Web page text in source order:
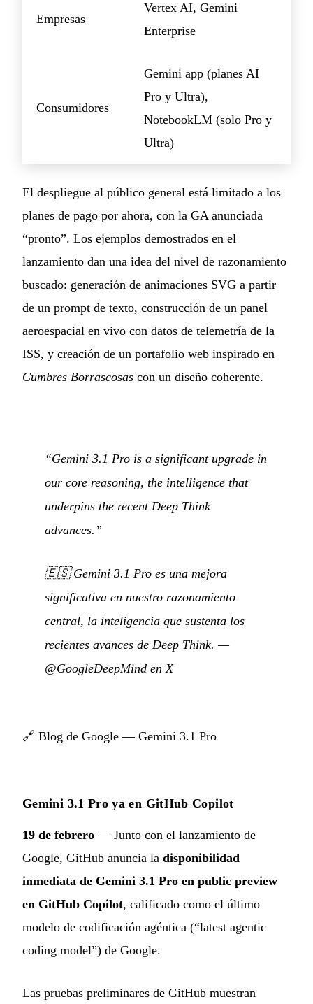
Empresas
Vertex AI, Gemini
Enterprise
Consumidores
Gemini app (planes AI
Pro y Ultra),
NotebookLM (solo Pro y
Ultra)
El despliegue al público general está limitado a los
planes de pago por ahora, con la GA anunciada
“pronto”. Los ejemplos demostrados en el
lanzamiento dan una idea del nivel de razonamiento
buscado: generación de animaciones SVG a partir
de un prompt de texto, construcción de un panel
aeroespacial en vivo con datos de telemetría de la
ISS, y creación de un portafolio web inspirado en
Cumbres Borrascosas con un diseño coherente.
“Gemini 3.1 Pro is a significant upgrade in
our core reasoning, the intelligence that
underpins the recent Deep Think
advances.”
🇪🇸Gemini 3.1 Pro es una mejora
significativa en nuestro razonamiento
central, la inteligencia que sustenta los
recientes avances de Deep Think. —
@GoogleDeepMind en X
🔗 Blog de Google — Gemini 3.1 Pro
Gemini 3.1 Pro ya en GitHub Copilot
19 de febrero — Junto con el lanzamiento de
Google, GitHub anuncia la disponibilidad
inmediata de Gemini 3.1 Pro en public preview
en GitHub Copilot, calificado como el último
modelo de codificación agéntica (“latest agentic
coding model”) de Google.
Las pruebas preliminares de GitHub muestran